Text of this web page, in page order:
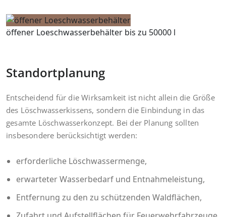
öffener Loeschwasserbehälter bis zu 50000 l
Standortplanung
Entscheidend für die Wirksamkeit ist nicht allein die Größe
des Löschwasserkissens, sondern die Einbindung in das
gesamte Löschwasserkonzept. Bei der Planung sollten
insbesondere berücksichtigt werden:
erforderliche Löschwassermenge,
erwarteter Wasserbedarf und Entnahmeleistung,
Entfernung zu den zu schützenden Waldflächen,